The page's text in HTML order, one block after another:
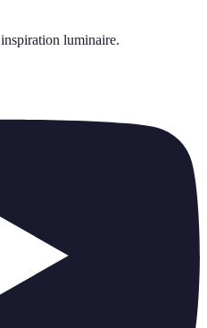
inspiration luminaire.